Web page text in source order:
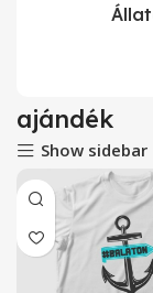
ajándék
Show sidebar